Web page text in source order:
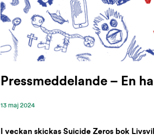
Pressmeddelande – En
13 ‪maj‬ 2024
I veckan skickas Suicide Zeros bok